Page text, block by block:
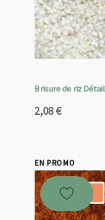
Brisure de riz Détail
2,08€
EN PROMO
Promo !